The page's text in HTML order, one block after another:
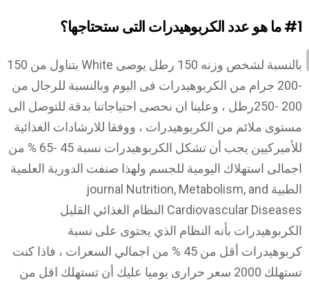
#1ما هو عدد الكربوهيدرات التى ستحتاجها؟
بالنسبة لشخص وزنه 150 رطل يوصى White بتناول من 150
-200 جرام من الكربوهيدرات فى اليوم وبالنسبة للرجال من
200 -250رطل ، وعلينا ان نحصى احتياجاتنا بدقة للتوصل الى
مستوى ملائم من الكربوهيدرات ، ووفقا للارشادات الغذائية
للأميركيين يجب أن تشكل الكربوهيدرات نسبة 45 -65 % من
اجمالى استهلاك اليومية للجسم ولهذا صنفت الدورية العلمية
الطبية journal Nutrition, Metabolism, and
Cardiovascular Diseases النظام الغذائي القليل
الكربوهيدرات بأنه النظام الذي يحتوى على نسبة
كربوهيدرات أقل من 45 % من اجمالي السعرات ، فاذا كنت
تستهلك 2000 سعر حرارى يوميا عليك أن تستهلك اقل من